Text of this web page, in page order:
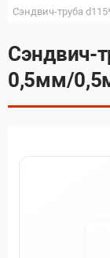
Сэндвич-труба
Сэндвич-
0,5мм/